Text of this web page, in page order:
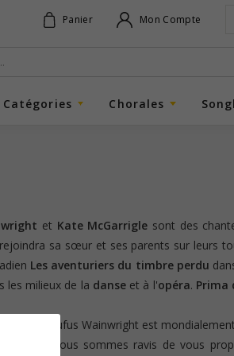
Panier Mon Compte
Catégories Chorales
et Kate McGarrigle sont des
sa sœur et ses parents sur leurs
Les aventuriers du timbre perdu
les milieux de la danseet à l'opéra. Prima
Rufus Wainwright est
. Nous sommes ravis de vous